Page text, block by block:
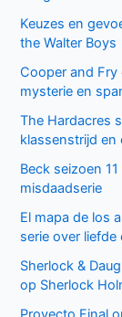
Keuzes en
the Walter Boys
Cooper and Fry
mysterie en
The Hardacres
klassenstrijd en
Beck seizoen
misdaadserie
El mapa de los
serie over liefde
Sherlock &
op Sherlock